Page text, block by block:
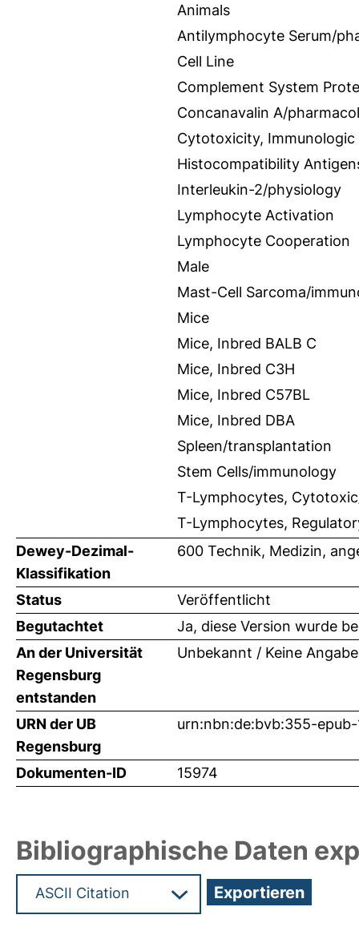
Animals
Antilymphocyte Serum/
Cell Line
Complement System
Concanavalin A/
Cytotoxicity, Immunologic
Histocompatibility
Interleukin-2/physiology
Lymphocyte Activation
Lymphocyte Cooperation
Male
Mast-Cell Sarcoma/
Mice
Mice, Inbred BALB C
Mice, Inbred C3H
Mice, Inbred C57BL
Mice, Inbred DBA
Spleen/transplantation
Stem Cells/immunology
T-Lymphocytes,
T-Lymphocytes,
Dewey-Dezimal-
Klassifikation
600 Technik, Medizin,
Status
Veröffentlicht
Begutachtet
Ja, diese Version wurde
An der Universität
Regensburg
entstanden
Unbekannt / Keine Angabe
URN der UB
Regensburg
urn:nbn:de:bvb:355-
Dokumenten-ID 15974
Bibliographische Daten